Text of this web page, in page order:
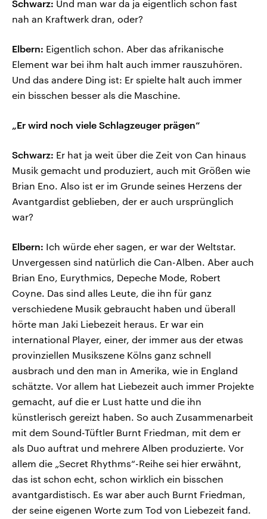
Schwarz: Und man war da ja eigentlich schon fast
nah an Kraftwerk dran, oder?
Elbern: Eigentlich schon. Aber das afrikanische
Element war bei ihm halt auch immer rauszuhören.
Und das andere Ding ist: Er spielte halt auch immer
ein bisschen besser als die Maschine.
„Er wird noch viele Schlagzeuger prägen“
Schwarz: Er hat ja weit über die Zeit von Can hinaus
Musik gemacht und produziert, auch mit Größen wie
Brian Eno. Also ist er im Grunde seines Herzens der
Avantgardist geblieben, der er auch ursprünglich
war?
Elbern: Ich würde eher sagen, er war der Weltstar.
Unvergessen sind natürlich die Can-Alben. Aber auch
Brian Eno, Eurythmics, Depeche Mode, Robert
Coyne. Das sind alles Leute, die ihn für ganz
verschiedene Musik gebraucht haben und überall
hörte man Jaki Liebezeit heraus. Er war ein
international Player, einer, der immer aus der etwas
provinziellen Musikszene Kölns ganz schnell
ausbrach und den man in Amerika, wie in England
schätzte. Vor allem hat Liebezeit auch immer Projekte
gemacht, auf die er Lust hatte und die ihn
künstlerisch gereizt haben. So auch Zusammenarbeit
mit dem Sound-Tüftler Burnt Friedman, mit dem er
als Duo auftrat und mehrere Alben produzierte. Vor
allem die „Secret Rhythms“-Reihe sei hier erwähnt,
das ist schon echt, schon wirklich ein bisschen
avantgardistisch. Es war aber auch Burnt Friedman,
der seine eigenen Worte zum Tod von Liebezeit fand.